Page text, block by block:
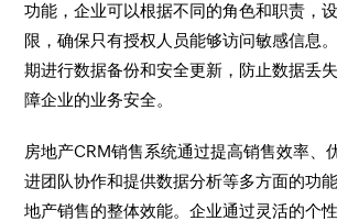
功能，企业可以根据不同的角色和职责，
限，确保只有授权人员能够访问敏感信息
期进行数据备份和安全更新，防止数据丢
障企业的业务安全。
房地产CRM销售系统通过提高销售效率、
进团队协作和提供数据分析等多方面的功
地产销售的整体效能。企业通过灵活的个